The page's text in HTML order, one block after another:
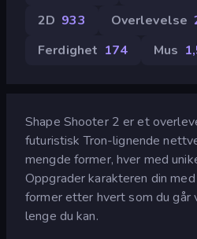
2D 933 Overlevelse
Ferdighet 174 Mus
Shape Shooter 2 er et
futuristisk Tron-lignende
mengde former, hver med
Oppgrader karakteren din
former etter hvert som du går
lenge du kan.